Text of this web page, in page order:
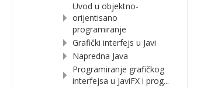
Uvod u objektno-
orijentisano
programiranje
Grafički interfejs u Javi
Napredna Java
Programiranje grafičkog
interfejsa u JaviFX i prog...